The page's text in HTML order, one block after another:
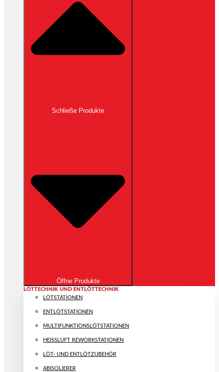
Schließe Produkte
Öffne Produkte
LÖTTECHNIK UND ENTLÖTTECHNIK
LÖTSTATIONEN
ENTLÖTSTATIONEN
MULTIFUNKTIONS­LÖTSTATIONEN
HEISSLUFT REWORKSTATIONEN
LÖT- UND ENTLÖTZUBEHÖR
ABISOLIERER